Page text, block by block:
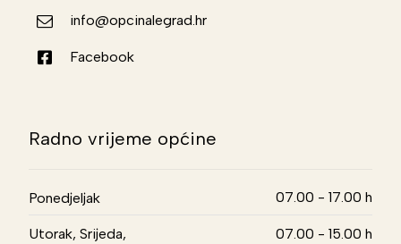
info@opcinalegrad.hr
Facebook
Radno vrijeme općine
Ponedjeljak 07.00 - 17.00 h
Utorak, Srijeda,
07.00 - 15.00 h